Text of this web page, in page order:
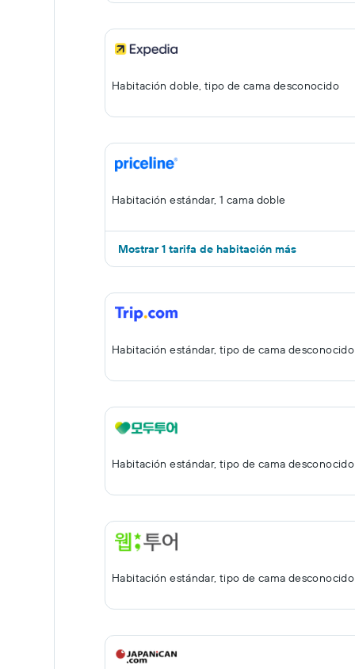
Habitación doble, tipo de cama desconocido
Habitación estándar, 1 cama doble
Mostrar 1 tarifa de habitación más
Habitación estándar, tipo de cama desconocido
Habitación estándar, tipo de cama desconocido
Habitación estándar, tipo de cama desconocido